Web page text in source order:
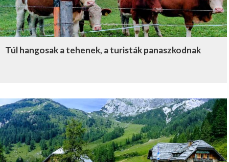
Túl hangosak a tehenek, a turisták panaszkodnak